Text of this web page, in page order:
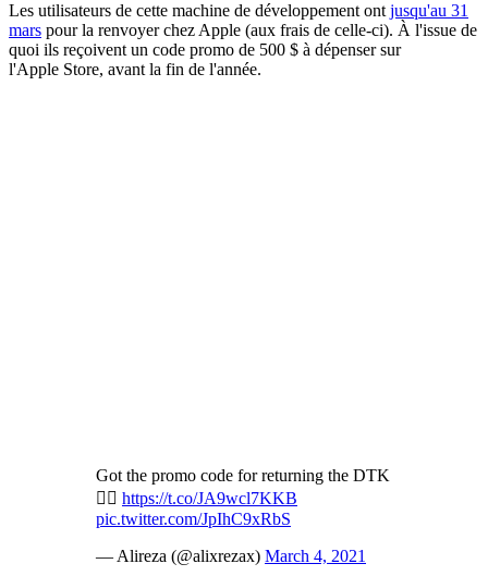
Les utilisateurs de cette machine de développement ont jusqu'au 31
mars pour la renvoyer chez Apple (aux frais de celle-ci). À l'issue de
quoi ils reçoivent un code promo de 500 $ à dépenser sur
l'Apple Store, avant la fin de l'année.
Got the promo code for returning the DTK
👍🏻 https://t.co/JA9wcl7KKB
pic.twitter.com/JpIhC9xRbS
— Alireza (@alixrezax) March 4, 2021